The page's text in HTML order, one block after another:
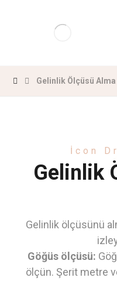
Gelinlik Ölçüsü Alma
İcon
Gelinlik
Gelinlik ölçüsünü
Göğüs ölçüsü:
ölçün. Şerit metre